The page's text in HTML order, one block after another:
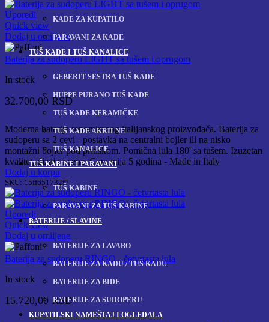
KADE ZA KUPATILO
PARAVANI ZA KADE
TUŠ KADE I TUŠ KANALICE
GEBERIT SESTRA TUŠ KADE
HUPPE PURANO TUŠ KADE
TUŠ KADE KERAMIČKE
TUŠ KADE AKRILNE
TUŠ KANALICE
TUŠ KABINE I PARAVANI
TUŠ KABINE
PARAVANI ZA TUŠ KABINE
BATERIJE / SLAVINE
BATERIJE ZA LAVABO
BATERIJE ZA KADU / TUŠ KADU
BATERIJE ZA BIDE
BATERIJE ZA SUDOPERU
KUPATILSKI NAMEŠTAJ I OGLEDALA
Uporedi
Quick view
Dodaj u omiljene
Baterija za sudoperu LIGHT sa tušem i oprugom
In stock
32.700,00 RSD
Moderna baterija renomiranog italijanskog proizvođača. Baterija za
sudoperu sa 2 cevi - postavka na centralni bojler ili na nisko
montažni bojler pod pritiskom. Pomična lula 180' sa tušem. Izuzetan
kvalitet, dizajn i cena. Garancija 5 godina - Made in Italy
Dodaj u korpu
SKU: 15ff651732f7
Uporedi
Quick view
Dodaj u omiljene
Baterija za sudoperu RINGO - četvrtasta lula
In stock
15.720,00 RSD